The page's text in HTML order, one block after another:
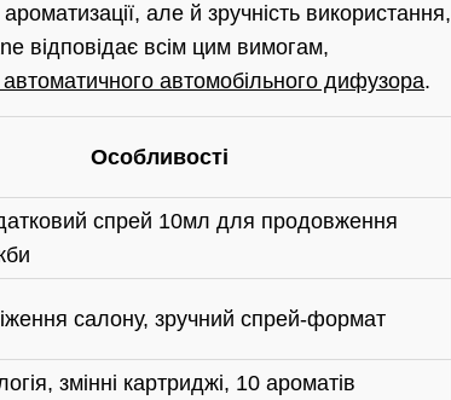
але й зручність використання,
відповідає всім цим вимогам,
автомобільного дифузора.
Особливості
спрей 10мл для продовження
салону, зручний спрей-формат
змінні картриджі, 10 ароматів